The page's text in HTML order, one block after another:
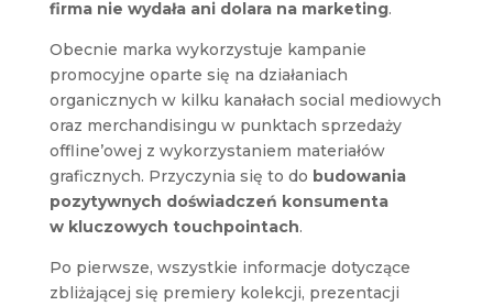
firma nie wydała ani dolara na marketing.
Obecnie marka wykorzystuje kampanie
promocyjne oparte się na działaniach
organicznych w kilku kanałach social mediowych
oraz merchandisingu w punktach sprzedaży
offline’owej z wykorzystaniem materiałów
graficznych. Przyczynia się to do budowania
pozytywnych doświadczeń konsumenta
w kluczowych touchpointach.
Po pierwsze, wszystkie informacje dotyczące
zbliżającej się premiery kolekcji, prezentacji